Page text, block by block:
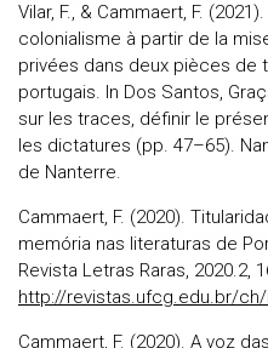
Vilar, F., & Cammaert, F.
colonialisme à partir de la
privées dans deux pièces de
portugais. In Dos Santos,
sur les traces, définir le
les dictatures (pp. 47–65).
de Nanterre.
Cammaert, F. (2020).
memória nas literaturas de
Revista Letras Raras, 2020.2,
http://revistas.ufcg.edu.br/
Cammaert, F. (2020). A voz